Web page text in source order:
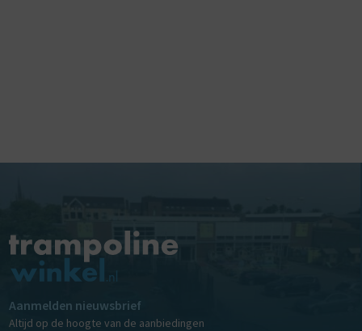
Aanmelden nieuwsbrief
Altijd op de hoogte van de aanbiedingen